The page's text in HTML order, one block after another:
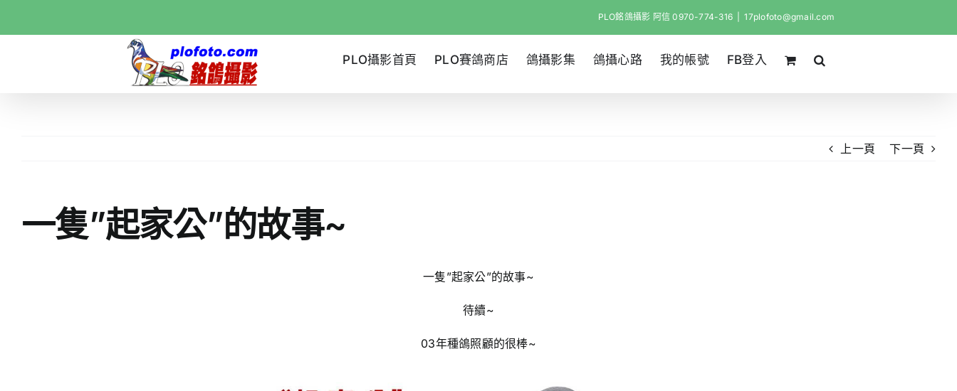
PLO銘鴿攝影 阿信 0970-774-316 17plofoto@gmail.com
PLO攝影首頁 PLO賽鴿商店 鴿攝影集 鴿攝心路 我的帳號 FB登入
上一頁 下一頁
一隻”起家公”的故事~
一隻”起家公”的故事~
待續~
03年種鴿照顧的很棒~